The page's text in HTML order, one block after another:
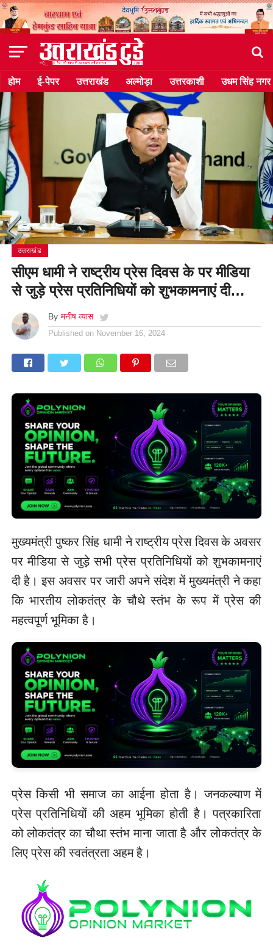
होम ई-पेपर उत्तराखंड अल्मोड़ा उत्तरकाशी उधम सिंह नगर
उत्तराखंड
सीएम धामी ने राष्ट्रीय प्रेस दिवस के पर मीडिया
से जुड़े प्रेस प्रतिनिधियों को शुभकामनाएं दी…
By मनीष व्यास
Published on November 16, 2024
मुख्यमंत्री पुष्कर सिंह धामी ने राष्ट्रीय प्रेस दिवस के अवसर
पर मीडिया से जुड़े सभी प्रेस प्रतिनिधियों को शुभकामनाएं
दी है। इस अवसर पर जारी अपने संदेश में मुख्यमंत्री ने कहा
कि भारतीय लोकतंत्र के चौथे स्तंभ के रूप में प्रेस की
महत्वपूर्ण भूमिका है।
प्रेस किसी भी समाज का आईना होता है। जनकल्याण में
प्रेस प्रतिनिधियों की अहम भूमिका होती है। पत्रकारिता
को लोकतंत्र का चौथा स्तंभ माना जाता है और लोकतंत्र के
लिए प्रेस की स्वतंत्रता अहम है।